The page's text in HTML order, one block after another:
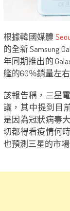
根據韓國媒體
的全新 Samsung
年同期推出的
艦的60％銷量左
該報告稱，三星
議，其中提到目
是因為冠狀病毒
切都得看疫情何
也預測三星的市